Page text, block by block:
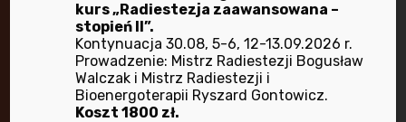
Masz pytania lub wątpliwości?
Skontaktuj się z nami!
kurs „Radiestezja zaawansowana –
stopień II”.
Kontynuacja 30.08, 5-6, 12-13.09.2026 r.
Prowadzenie: Mistrz Radiestezji Bogusław
Walczak i Mistrz Radiestezji i
Bioenergoterapii Ryszard Gontowicz.
Koszt 1800 zł.